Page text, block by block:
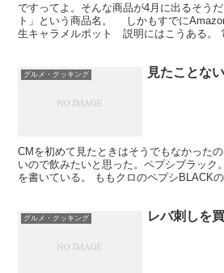
ですってよ。そんな商品が4月に出るそう
ト」という商品名。 しかもすでに
生キャラメルポット 説明にはこうある。
グルメ・クッキング 見たことな
CMを初めて見たときはそうでもなかった
いので飲みたいと思った。ペプシブラッ
を書いている。 ももクロのペプシBLACK
グルメ・クッキング レバ刺しを